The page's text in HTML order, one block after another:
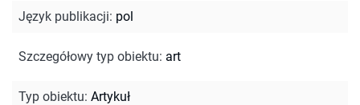
Język publikacji: pol
Szczegółowy typ obiektu: art
Typ obiektu: Artykuł